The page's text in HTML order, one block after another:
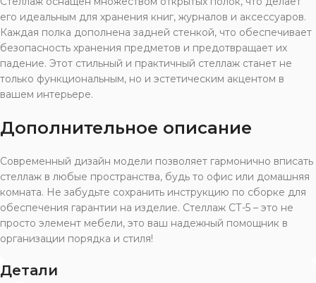
его идеальным для хранения книг, журналов и аксессуаров.
Каждая полка дополнена задней стенкой, что обеспечивает
безопасность хранения предметов и предотвращает их
падение. Этот стильный и практичный стеллаж станет не
только функциональным, но и эстетическим акцентом в
вашем интерьере.
Дополнительное описание
Современный дизайн модели позволяет гармонично вписать
стеллаж в любые пространства, будь то офис или домашняя
комната. Не забудьте сохранить инструкцию по сборке для
обеспечения гарантии на изделие. Стеллаж СТ-5 – это не
просто элемент мебели, это ваш надежный помощник в
организации порядка и стиля!
Детали